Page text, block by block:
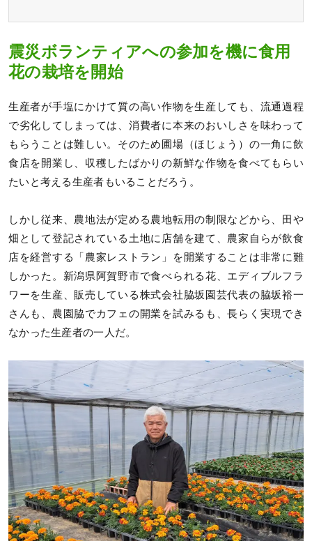
震災ボランティアへの参加を機に食用
花の栽培を開始
生産者が手塩にかけて質の高い作物を生産しても、流通過程
で劣化してしまっては、消費者に本来のおいしさを味わって
もらうことは難しい。そのため圃場（ほじょう）の一角に飲
食店を開業し、収穫したばかりの新鮮な作物を食べてもらい
たいと考える生産者もいることだろう。
しかし従来、農地法が定める農地転用の制限などから、田や
畑として登記されている土地に店舗を建て、農家自らが飲食
店を経営する「農家レストラン」を開業することは非常に難
しかった。新潟県阿賀野市で食べられる花、エディブルフラ
ワーを生産、販売している株式会社脇坂園芸代表の脇坂裕一
さんも、農園脇でカフェの開業を試みるも、長らく実現でき
なかった生産者の一人だ。